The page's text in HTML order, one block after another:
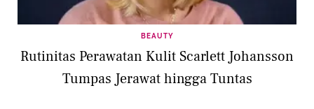
BEAUTY
Rutinitas Perawatan Kulit Scarlett Johansson
Tumpas Jerawat hingga Tuntas